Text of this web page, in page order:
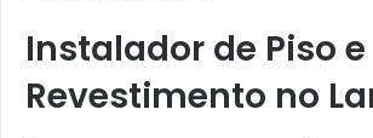
Instalador de Piso e
Revestimento no